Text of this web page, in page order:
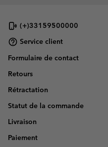
(+)33159500000
Service client
Formulaire de contact
Retours
Rétractation
Statut de la commande
Livraison
Paiement